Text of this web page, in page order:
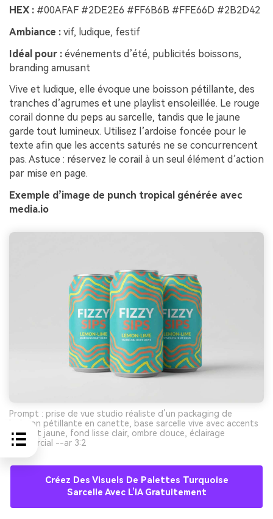
HEX : #00AFAF #2DE2E6 #FF6B6B #FFE66D #2B2D42
Ambiance : vif, ludique, festif
Idéal pour : événements d’été, publicités boissons,
branding amusant
Vive et ludique, elle évoque une boisson pétillante, des
tranches d’agrumes et une playlist ensoleillée. Le rouge
corail donne du peps au sarcelle, tandis que le jaune
garde tout lumineux. Utilisez l’ardoise foncée pour le
texte afin que les accents saturés ne se concurrencent
pas. Astuce : réservez le corail à un seul élément d’action
par mise en page.
Exemple d’image de punch tropical générée avec
media.io
Prompt : prise de vue studio réaliste d’un packaging de
boisson pétillante en canette, base sarcelle vive avec accents
corail et jaune, fond lisse clair, ombre douce, éclairage
commercial --ar 3:2
Créez Des Visuels De Palettes Turquoise
Sarcelle Avec L’IA Gratuitement